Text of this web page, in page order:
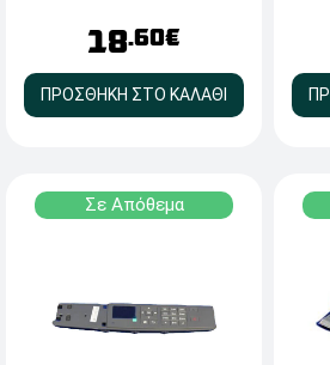
18.60€
ΠΡΟΣΘΗΚΗ ΣΤΟ ΚΑΛΑΘΙ
Σε Απόθεμα